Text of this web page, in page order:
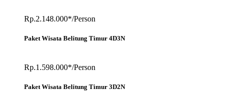
Rp.2.148.000*/Person
Paket Wisata Belitung Timur 4D3N
Rp.1.598.000*/Person
Paket Wisata Belitung Timur 3D2N